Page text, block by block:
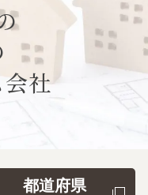
社
都道府県